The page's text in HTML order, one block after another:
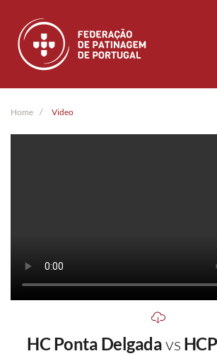
Skip to main content
Home Video
HC Ponta Delgadavs